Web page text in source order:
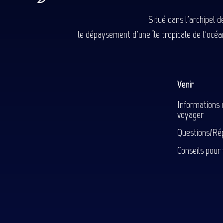
Situé dans l'archipel
le dépaysement d'une île tropicale de
Venir
Informations
voyager
Questions/
Conseils